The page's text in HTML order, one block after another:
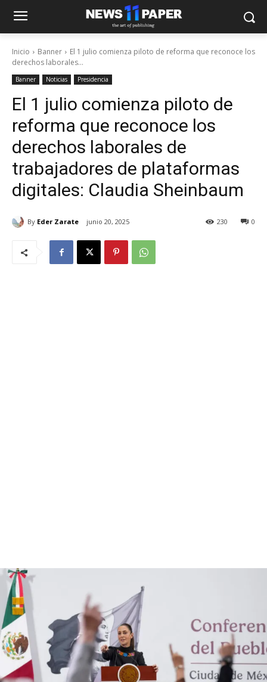
Inicio Banner
El 1 julio comienza piloto de reforma que reconoce los
derechos laborales...
Banner Noticias Presidencia
El 1 julio comienza piloto de
reforma que reconoce los
derechos laborales de
trabajadores de plataformas
digitales: Claudia Sheinbaum
By Eder Zarate junio 20, 2025 0
230